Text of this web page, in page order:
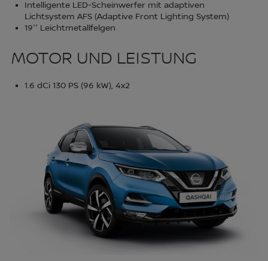
Intelligente LED-Scheinwerfer mit adaptiven
Lichtsystem AFS (Adaptive Front Lighting System)
19'' Leichtmetallfelgen
MOTOR UND LEISTUNG
1.6 dCi 130 PS (96 kW), 4x2